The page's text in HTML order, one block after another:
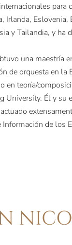
para
Irlanda, Eslovenia,
y Tailandia, y ha
una maestría
de orquesta en la
en teoría/
University. Él y su
de los